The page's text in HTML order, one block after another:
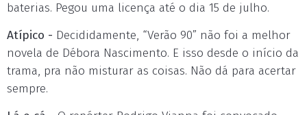
baterias. Pegou uma licença até o dia 15 de julho.
Atípico - Decididamente, “Verão 90” não foi a melhor
novela de Débora Nascimento. E isso desde o início da
trama, pra não misturar as coisas. Não dá para acertar
sempre.